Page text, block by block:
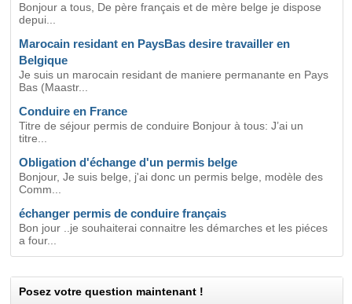
Bonjour a tous, De père français et de mère belge je dispose
depui...
Marocain residant en PaysBas desire travailler en
Belgique
Je suis un marocain residant de maniere permanante en Pays
Bas (Maastr...
Conduire en France
Titre de séjour permis de conduire Bonjour à tous: J’ai un
titre...
Obligation d'échange d'un permis belge
Bonjour, Je suis belge, j'ai donc un permis belge, modèle des
Comm...
échanger permis de conduire français
Bon jour ..je souhaiterai connaitre les démarches et les piéces
a four...
Posez votre question maintenant !